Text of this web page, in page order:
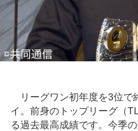
リーグワン初年度を3位で
イ。前身のトップリーグ（
る過去最高成績です。今季